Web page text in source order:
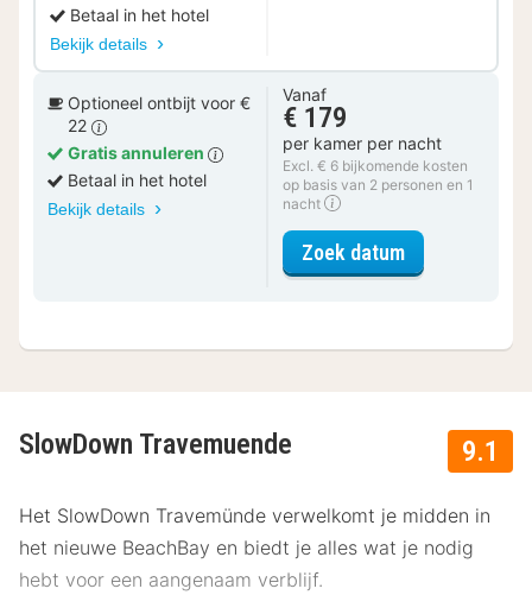
Betaal in het hotel
Bekijk details
Optioneel ontbijt voor €
22
Gratis annuleren
Betaal in het hotel
Bekijk details
Vanaf
€ 179
per kamer per nacht
Excl. € 6 bijkomende kosten
op basis van 2 personen en 1
nacht
Zoek datumvoor Superior
9.1
SlowDown Travemuende
Het SlowDown Travemünde verwelkomt je midden in
het nieuwe BeachBay en biedt je alles wat je nodig
hebt voor een aangenaam verblijf.